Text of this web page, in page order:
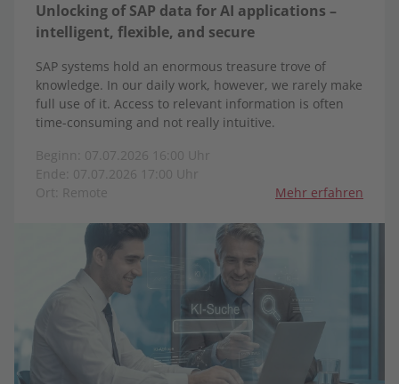
Unlocking of SAP data for AI applications –
intelligent, flexible, and secure
SAP systems hold an enormous treasure trove of
knowledge. In our daily work, however, we rarely make
full use of it. Access to relevant information is often
time-consuming and not really intuitive.
Beginn: 07.07.2026 16:00 Uhr
Ende: 07.07.2026 17:00 Uhr
Ort: Remote
Mehr erfahren